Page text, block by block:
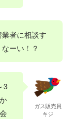
者に相談す
ーい！？
3
ガス販売員
キジ